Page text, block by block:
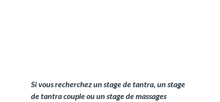
Si vous recherchez un stage de tantra, un stage
de tantra couple ou un stage de massages